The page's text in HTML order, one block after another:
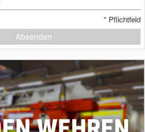
* Pflichtfeld
Absenden